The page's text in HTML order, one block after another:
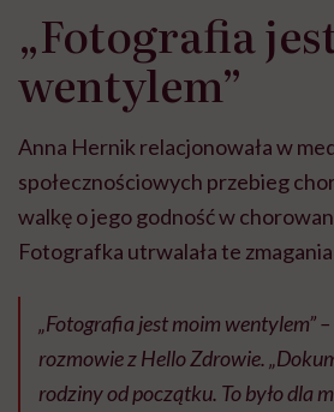
„Fotografia
wentylem”
Anna Hernik relacjonowała w
społecznościowych przebieg
walkę o jego godność w
Fotografka utrwalała te
„Fotografia jest moim wentylem”
rozmowie z Hello Zdrowie.
rodziny od początku. To było dla